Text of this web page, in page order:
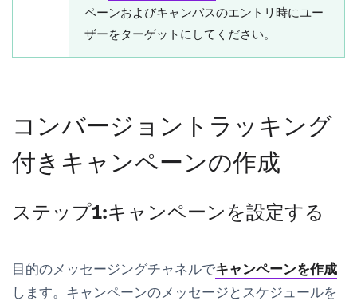
ペーンおよびキャンバスのエントリ時にユー
ザーをターゲットにしてください。
コンバージョントラッキング
付きキャンペーンの作成
ステップ1:キャンペーンを設定する
目的のメッセージングチャネルでキャンペーンを作成
します。キャンペーンのメッセージとスケジュールを